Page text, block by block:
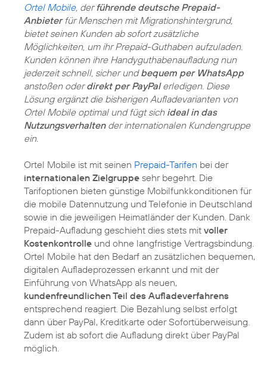
Ortel Mobile, der führende deutsche Prepaid-
Anbieterfür Menschen mit Migrationshintergrund,
bietet seinen Kunden ab sofort zusätzliche
Möglichkeiten, um ihr Prepaid-Guthaben aufzuladen.
Kunden können ihre Handyguthabenaufladung nun
jederzeit schnell, sicher undbequem per WhatsApp
anstoßen oderdirekt per PayPalerledigen. Diese
Lösung ergänzt die bisherigen Aufladevarianten von
Ortel Mobile optimal und fügt sich ideal in das
Nutzungsverhaltender internationalen Kundengruppe
ein.
Ortel Mobile ist mit seinen Prepaid-Tarifen bei der
internationalen Zielgruppe sehr begehrt. Die
Tarifoptionen bieten günstige Mobilfunkkonditionen für
die mobile Datennutzung und Telefonie in Deutschland
sowie in die jeweiligen Heimatländer der Kunden. Dank
Prepaid-Aufladung geschieht dies stets mit voller
Kostenkontrolle und ohne langfristige Vertragsbindung.
Ortel Mobile hat den Bedarf an zusätzlichen bequemen,
digitalen Aufladeprozessen erkannt und mit der
Einführung von WhatsApp als neuen,
kundenfreundlichen Teil des Aufladeverfahrens
entsprechend reagiert. Die Bezahlung selbst erfolgt
dann über PayPal, Kreditkarte oder Sofortüberweisung.
Zudem ist ab sofort die Aufladung direkt über PayPal
möglich.